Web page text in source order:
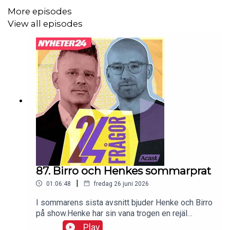
Varför?
Vi reder ut i det i veckans avsnitt av 24 Frågor.
Möt en idrottsstjärna som kanske går sin tuffaste match
just nu, kampen för barn som exploateras sexuellt på
internet.
Varmt välkommen till 24Frågor – i din poddspelare och
på Nyheter24:s YouTube.
Programledare:Henrik Eriksson&Marcus Birro
Följ oss på
https://www.tiktok.com/@24fragorpodcast
Följ oss på
More episodes
View all episodes
87. Birro och Henkes sommarprat
01:06:48 | fredag 26 juni 2026
I sommarens sista avsnitt bjuder Henke och Birro
på show.Henke har sin vana trogen en rejäl
mediespaning om allt från Almedalen till fotbolls-
Play